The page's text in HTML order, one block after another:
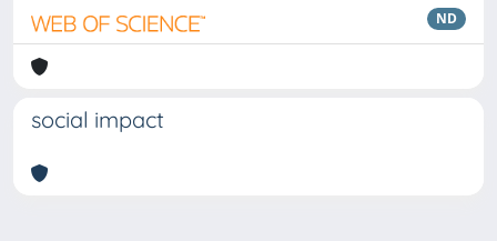
ND
social impact